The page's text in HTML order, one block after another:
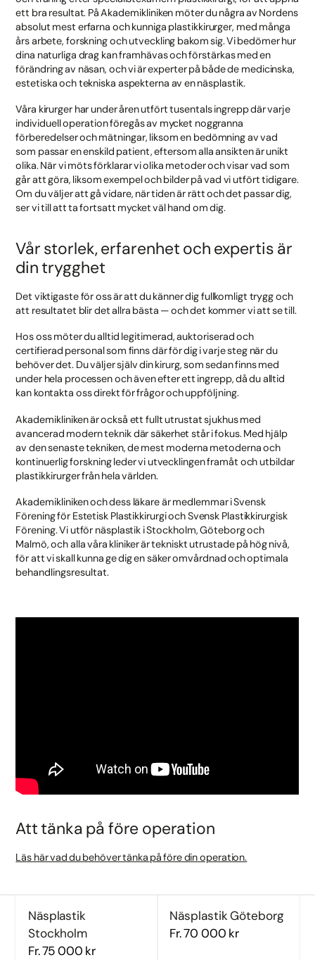
ett bra resultat. På Akademikliniken möter du några av Nordens
absolut mest erfarna och kunniga plastikkirurger, med många
års arbete, forskning och utveckling bakom sig. Vi bedömer hur
dina naturliga drag kan framhävas och förstärkas med en
förändring av näsan, och vi är experter på både de medicinska,
estetiska och tekniska aspekterna av en näsplastik.
Våra kirurger har under åren utfört tusentals ingrepp där varje
individuell operation föregås av mycket noggranna
förberedelser och mätningar, liksom en bedömning av vad
som passar en enskild patient, eftersom alla ansikten är unikt
olika. När vi möts förklarar vi olika metoder och visar vad som
går att göra, liksom exempel och bilder på vad vi utfört tidigare.
Om du väljer att gå vidare, när tiden är rätt och det passar dig,
ser vi till att ta fortsatt mycket väl hand om dig.
Vår storlek, erfarenhet och expertis är
din trygghet
Det viktigaste för oss är att du känner dig fullkomligt trygg och
att resultatet blir det allra bästa — och det kommer vi att se till.
Hos oss möter du alltid legitimerad, auktoriserad och
certifierad personal som finns där för dig i varje steg när du
behöver det. Du väljer själv din kirurg, som sedan finns med
under hela processen och även efter ett ingrepp, då du alltid
kan kontakta oss direkt för frågor och uppföljning.
Akademikliniken är också ett fullt utrustat sjukhus med
avancerad modern teknik där säkerhet står i fokus. Med hjälp
av den senaste tekniken, de mest moderna metoderna och
kontinuerlig forskning leder vi utvecklingen framåt och utbildar
plastikkirurger från hela världen.
Akademikliniken och dess läkare är medlemmar i Svensk
Förening för Estetisk Plastikkirurgi och Svensk Plastikkirurgisk
Förening. Vi utför näsplastik i Stockholm, Göteborg och
Malmö, och alla våra kliniker är tekniskt utrustade på hög nivå,
för att vi skall kunna ge dig en säker omvårdnad och optimala
behandlingsresultat.
Att tänka på före operation
Läs här vad du behöver tänka på före din operation.
Näsplastik
Stockholm
Fr. 75 000 kr
Näsplastik Göteborg
Fr. 70 000 kr